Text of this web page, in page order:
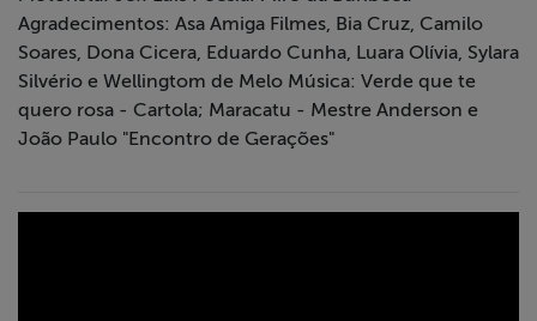
Agradecimentos: Asa Amiga Filmes, Bia Cruz, Camilo
Soares, Dona Cicera, Eduardo Cunha, Luara Olívia, Sylara
Silvério e Wellingtom de Melo Música: Verde que te
quero rosa - Cartola; Maracatu - Mestre Anderson e
João Paulo "Encontro de Gerações"